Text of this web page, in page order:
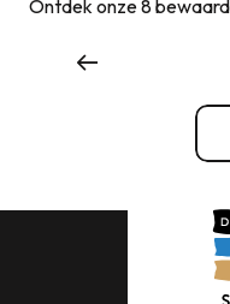
Ontdek onze 8